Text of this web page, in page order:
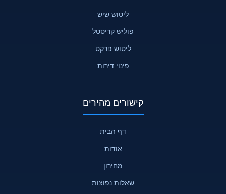
ליטוש שיש
פוליש קריסטל
ליטוש פרקט
פינוי דירות
קישורים מהירים
דף הבית
אודות
מחירון
שאלות נפוצות